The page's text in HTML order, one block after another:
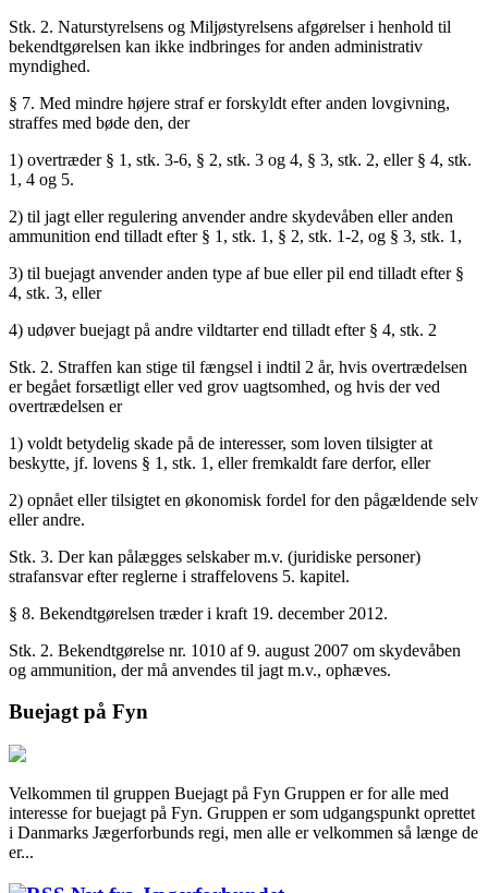
Stk. 2. Naturstyrelsens og Miljøstyrelsens afgørelser i henhold til
bekendtgørelsen kan ikke indbringes for anden administrativ
myndighed.
§ 7. Med mindre højere straf er forskyldt efter anden lovgivning,
straffes med bøde den, der
1) overtræder § 1, stk. 3-6, § 2, stk. 3 og 4, § 3, stk. 2, eller § 4, stk.
1, 4 og 5.
2) til jagt eller regulering anvender andre skydevåben eller anden
ammunition end tilladt efter § 1, stk. 1, § 2, stk. 1-2, og § 3, stk. 1,
3) til buejagt anvender anden type af bue eller pil end tilladt efter §
4, stk. 3, eller
4) udøver buejagt på andre vildtarter end tilladt efter § 4, stk. 2
Stk. 2. Straffen kan stige til fængsel i indtil 2 år, hvis overtrædelsen
er begået forsætligt eller ved grov uagtsomhed, og hvis der ved
overtrædelsen er
1) voldt betydelig skade på de interesser, som loven tilsigter at
beskytte, jf. lovens § 1, stk. 1, eller fremkaldt fare derfor, eller
2) opnået eller tilsigtet en økonomisk fordel for den pågældende selv
eller andre.
Stk. 3. Der kan pålægges selskaber m.v. (juridiske personer)
strafansvar efter reglerne i straffelovens 5. kapitel.
§ 8. Bekendtgørelsen træder i kraft 19. december 2012.
Stk. 2. Bekendtgørelse nr. 1010 af 9. august 2007 om skydevåben
og ammunition, der må anvendes til jagt m.v., ophæves.
Buejagt på Fyn
Velkommen til gruppen Buejagt på Fyn Gruppen er for alle med
interesse for buejagt på Fyn. Gruppen er som udgangspunkt oprettet
i Danmarks Jægerforbunds regi, men alle er velkommen så længe de
er...